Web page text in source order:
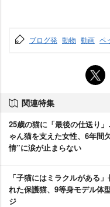
ブログ発 動物 動画 ペ
関連特集
25歳の猫に「最後の仕送り
ゃん猫を支えた女性、6年間
情”に涙が止まらない
「子猫にはミラクルがある
れた保護猫、9等身モデル体
ジ